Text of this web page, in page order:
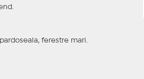
ferestre mari.